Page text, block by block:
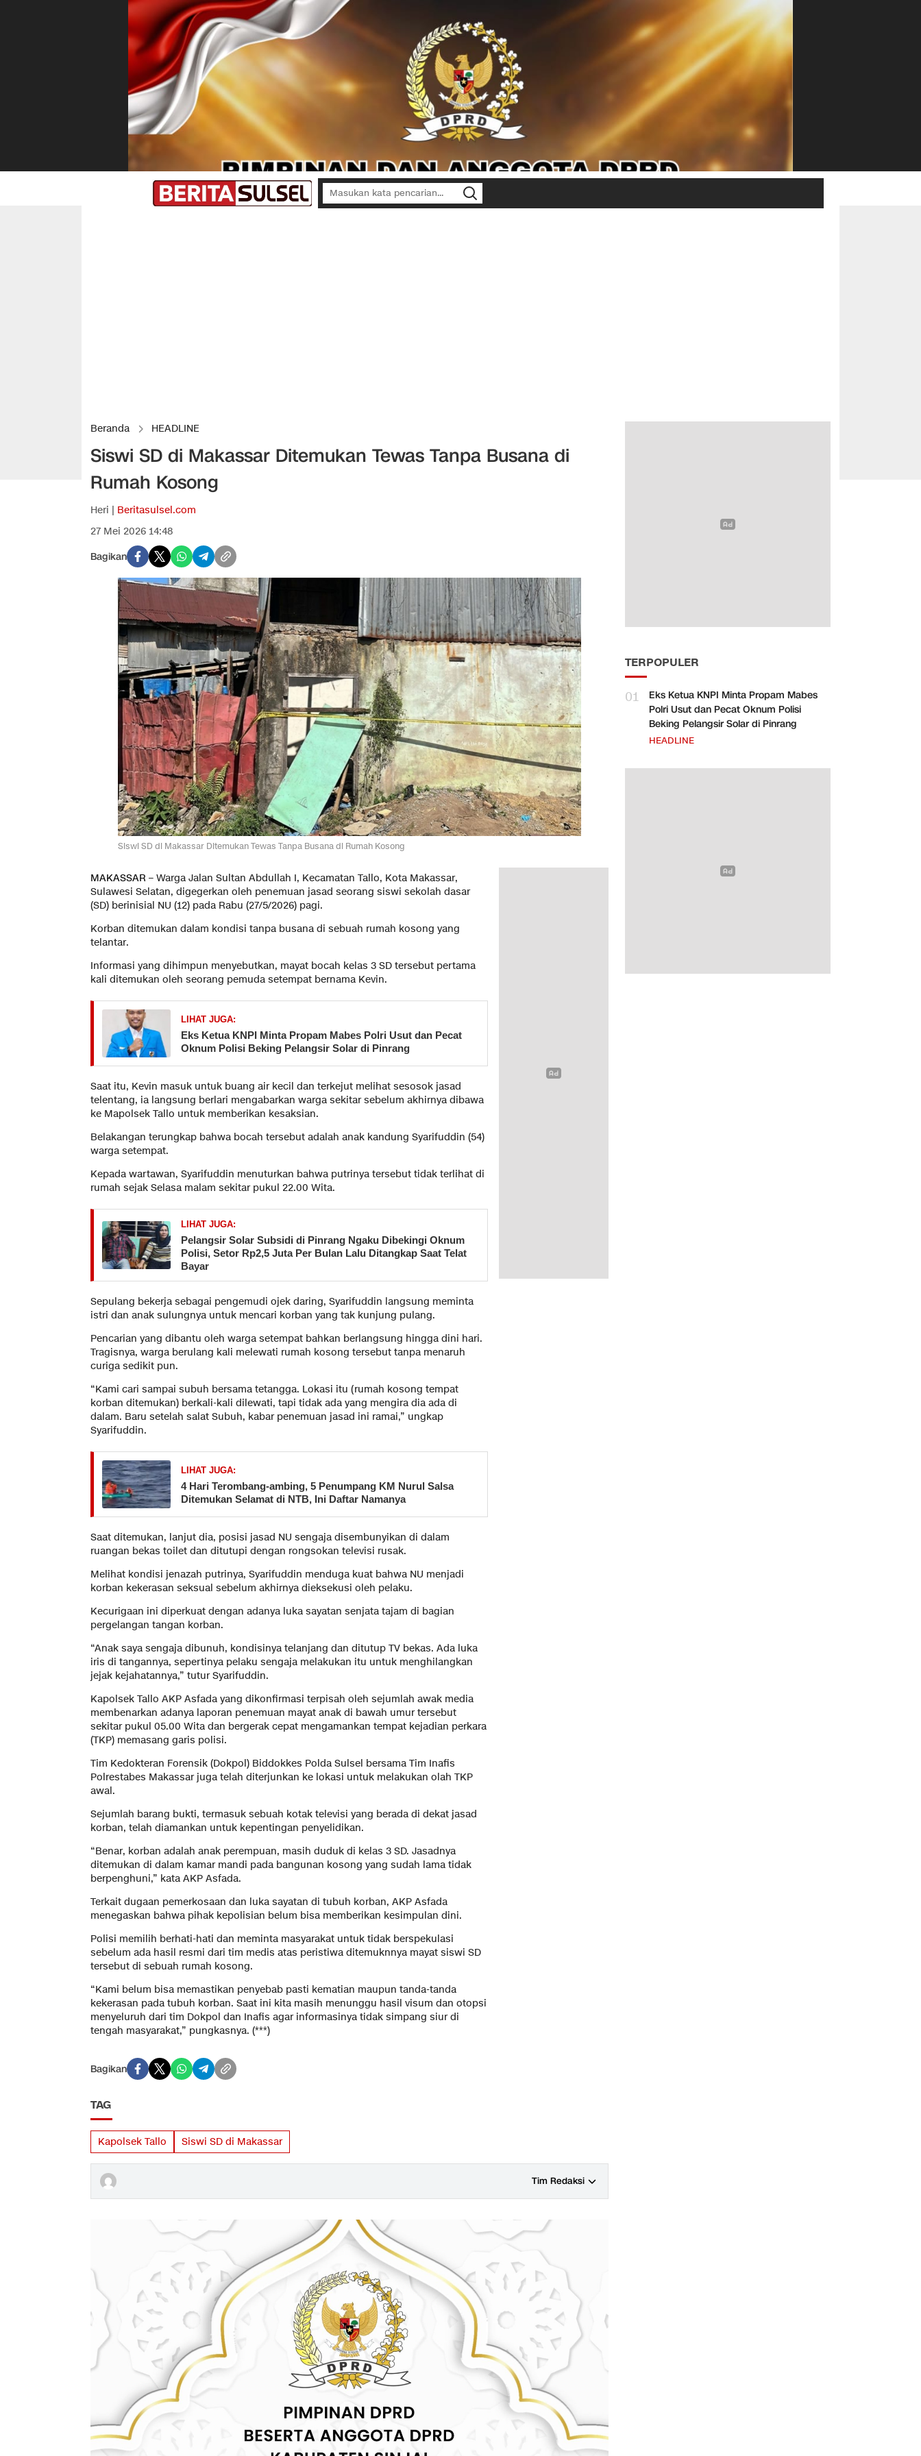
Beranda HEADLINE
Siswi SD di Makassar Ditemukan Tewas Tanpa Busana di
Rumah Kosong
Heri | Beritasulsel.com
27 Mei 2026 14:48
Bagikan
Siswi SD di Makassar Ditemukan Tewas Tanpa Busana di Rumah Kosong
MAKASSAR – Warga Jalan Sultan Abdullah I, Kecamatan Tallo, Kota Makassar,
Sulawesi Selatan, digegerkan oleh penemuan jasad seorang siswi sekolah dasar
(SD) berinisial NU (12) pada Rabu (27/5/2026) pagi.
Korban ditemukan dalam kondisi tanpa busana di sebuah rumah kosong yang
telantar.
Informasi yang dihimpun menyebutkan, mayat bocah kelas 3 SD tersebut pertama
kali ditemukan oleh seorang pemuda setempat bernama Kevin.
LIHAT JUGA:
Eks Ketua KNPI Minta Propam Mabes Polri Usut dan Pecat
Oknum Polisi Beking Pelangsir Solar di Pinrang
Saat itu, Kevin masuk untuk buang air kecil dan terkejut melihat sesosok jasad
telentang, ia langsung berlari mengabarkan warga sekitar sebelum akhirnya dibawa
ke Mapolsek Tallo untuk memberikan kesaksian.
Belakangan terungkap bahwa bocah tersebut adalah anak kandung Syarifuddin (54)
warga setempat.
Kepada wartawan, Syarifuddin menuturkan bahwa putrinya tersebut tidak terlihat di
rumah sejak Selasa malam sekitar pukul 22.00 Wita.
LIHAT JUGA:
Pelangsir Solar Subsidi di Pinrang Ngaku Dibekingi Oknum
Polisi, Setor Rp2,5 Juta Per Bulan Lalu Ditangkap Saat Telat
Bayar
Sepulang bekerja sebagai pengemudi ojek daring, Syarifuddin langsung meminta
istri dan anak sulungnya untuk mencari korban yang tak kunjung pulang.
Pencarian yang dibantu oleh warga setempat bahkan berlangsung hingga dini hari.
Tragisnya, warga berulang kali melewati rumah kosong tersebut tanpa menaruh
curiga sedikit pun.
“Kami cari sampai subuh bersama tetangga. Lokasi itu (rumah kosong tempat
korban ditemukan) berkali-kali dilewati, tapi tidak ada yang mengira dia ada di
dalam. Baru setelah salat Subuh, kabar penemuan jasad ini ramai,” ungkap
Syarifuddin.
LIHAT JUGA:
​4 Hari Terombang-ambing, 5 Penumpang KM Nurul Salsa
Ditemukan Selamat di NTB, Ini Daftar Namanya
Saat ditemukan, lanjut dia, posisi jasad NU sengaja disembunyikan di dalam
ruangan bekas toilet dan ditutupi dengan rongsokan televisi rusak.
Melihat kondisi jenazah putrinya, Syarifuddin menduga kuat bahwa NU menjadi
korban kekerasan seksual sebelum akhirnya dieksekusi oleh pelaku.
Kecurigaan ini diperkuat dengan adanya luka sayatan senjata tajam di bagian
pergelangan tangan korban.
“Anak saya sengaja dibunuh, kondisinya telanjang dan ditutup TV bekas. Ada luka
iris di tangannya, sepertinya pelaku sengaja melakukan itu untuk menghilangkan
jejak kejahatannya,” tutur Syarifuddin.
Kapolsek Tallo AKP Asfada yang dikonfirmasi terpisah oleh sejumlah awak media
membenarkan adanya laporan penemuan mayat anak di bawah umur tersebut
sekitar pukul 05.00 Wita dan bergerak cepat mengamankan tempat kejadian perkara
(TKP) memasang garis polisi.
Tim Kedokteran Forensik (Dokpol) Biddokkes Polda Sulsel bersama Tim Inafis
Polrestabes Makassar juga telah diterjunkan ke lokasi untuk melakukan olah TKP
awal.
Sejumlah barang bukti, termasuk sebuah kotak televisi yang berada di dekat jasad
korban, telah diamankan untuk kepentingan penyelidikan.
“Benar, korban adalah anak perempuan, masih duduk di kelas 3 SD. Jasadnya
ditemukan di dalam kamar mandi pada bangunan kosong yang sudah lama tidak
berpenghuni,” kata AKP Asfada.
Terkait dugaan pemerkosaan dan luka sayatan di tubuh korban, AKP Asfada
menegaskan bahwa pihak kepolisian belum bisa memberikan kesimpulan dini.
Polisi memilih berhati-hati dan meminta masyarakat untuk tidak berspekulasi
sebelum ada hasil resmi dari tim medis atas peristiwa ditemuknnya mayat siswi SD
tersebut di sebuah rumah kosong.
“Kami belum bisa memastikan penyebab pasti kematian maupun tanda-tanda
kekerasan pada tubuh korban. Saat ini kita masih menunggu hasil visum dan otopsi
menyeluruh dari tim Dokpol dan Inafis agar informasinya tidak simpang siur di
tengah masyarakat,” pungkasnya. (***)
Bagikan
TAG
Kapolsek Tallo Siswi SD di Makassar
Tim Redaksi
TERPOPULER
01
Eks Ketua KNPI Minta Propam Mabes
Polri Usut dan Pecat Oknum Polisi
Beking Pelangsir Solar di Pinrang
HEADLINE